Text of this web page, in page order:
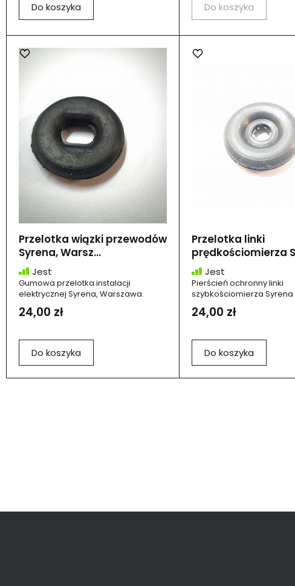
Do koszyka Do koszyka
Przelotka wiązki przewodów
Syrena, Warsz...
Jest
Gumowa przelotka instalacji
elektrycznej Syrena, Warszawa.
24,00 zł
Do koszyka
Przelotka linki
prędkościomierza
Jest
Pierścień ochronny linki
szybkościomierza Syrena
24,00 zł
Do koszyka